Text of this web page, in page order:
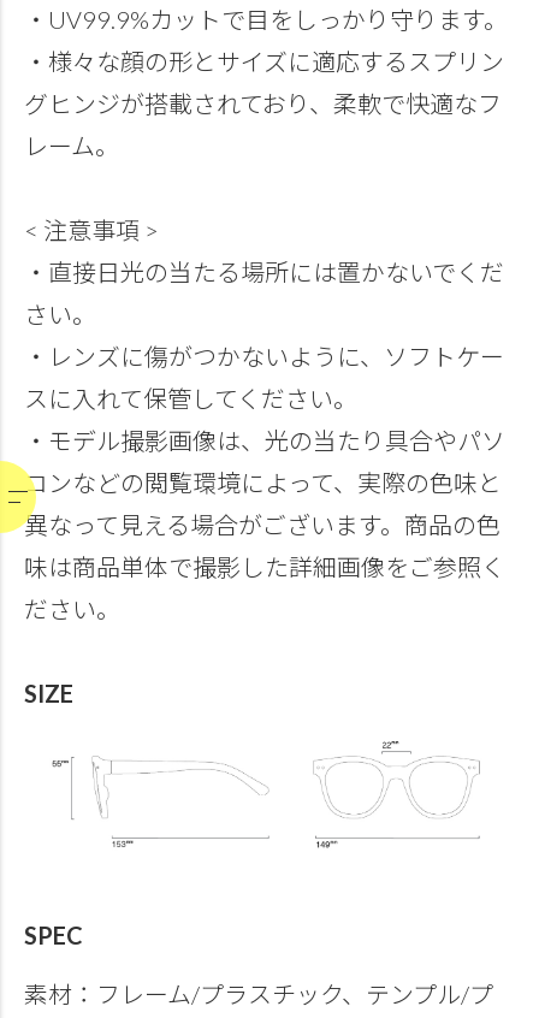
・UV99.9%カットで目をしっかり守ります。
・様々な顔の形とサイズに適応するスプリン
グヒンジが搭載されており、柔軟で快適なフ
レーム。
< 注意事項 >
・直接日光の当たる場所には置かないでくだ
さい。
・レンズに傷がつかないように、ソフトケー
スに入れて保管してください。
・モデル撮影画像は、光の当たり具合やパソ
コンなどの閲覧環境によって、実際の色味と
異なって見える場合がございます。商品の色
味は商品単体で撮影した詳細画像をご参照く
ださい。
SIZE
SPEC
素材：フレーム/プラスチック、テンプル/プ